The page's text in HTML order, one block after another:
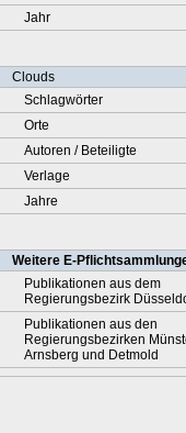
Jahr
Clouds
Schlagwörter
Orte
Autoren / Beteiligte
Verlage
Jahre
Weitere E-
Publikationen aus dem
Regierungsbezirk
Publikationen aus den
Regierungsbezirken
Arnsberg und Detmold